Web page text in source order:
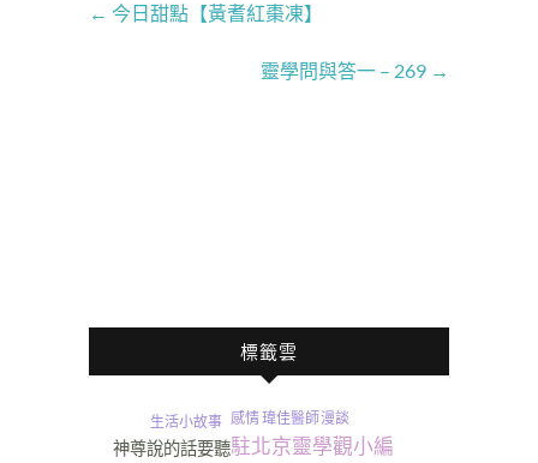
← 今日甜點【黃耆紅棗凍】
靈學問與答一 – 269 →
標籤雲
駐北京靈學觀小編
神尊說的話要聽
瑋佳醫師
生活小故事 漫談
感情